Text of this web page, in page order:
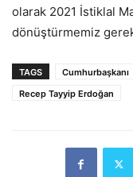
olarak 2021 İstiklal
dönüştürmemiz
TAGS Cumhurbaşkanı
Recep Tayyip Erdoğan